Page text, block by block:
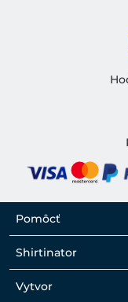
Pomôcť
Shirtinator
Vytvor